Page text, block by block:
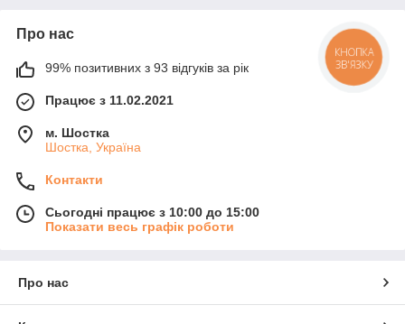
Про нас
99% позитивних з 93 відгуків за рік
Працює з 11.02.2021
м. Шостка
Шостка, Україна
Контакти
Сьогодні працює з 10:00 до 15:00
Показати весь графік роботи
Про нас
КНОПКА
ЗВ'ЯЗКУ